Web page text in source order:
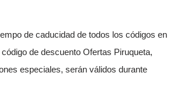
de caducidad de todos los códigos en
de descuento Ofertas Piruqueta,
especiales, serán válidos durante